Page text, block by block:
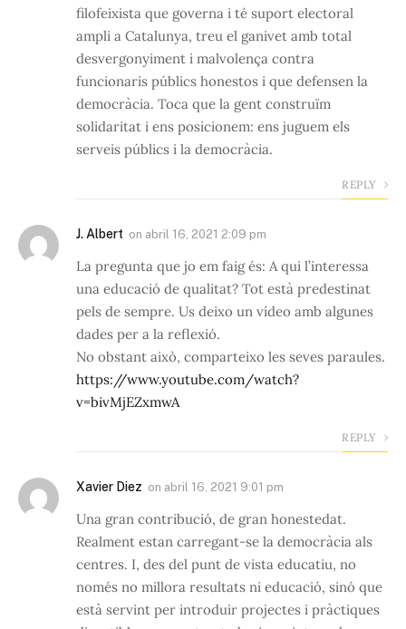
filofeixista que governa i té suport electoral
ampli a Catalunya, treu el ganivet amb total
desvergonyiment i malvolença contra
funcionaris públics honestos i que defensen la
democràcia. Toca que la gent construïm
solidaritat i ens posicionem: ens juguem els
serveis públics i la democràcia.
REPLY
J. Albert on abril 16, 2021 2:09 pm
La pregunta que jo em faig és: A qui l’interessa
una educació de qualitat? Tot està predestinat
pels de sempre. Us deixo un vídeo amb algunes
dades per a la reflexió.
No obstant això, comparteixo les seves paraules.
https://www.youtube.com/watch?
v=bivMjEZxmwA
REPLY
Xavier Diez on abril 16, 2021 9:01 pm
Una gran contribució, de gran honestedat.
Realment estan carregant-se la democràcia als
centres. I, des del punt de vista educatiu, no
només no millora resultats ni educació, sinó que
està servint per introduir projectes i pràctiques